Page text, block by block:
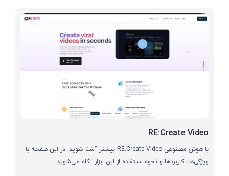
RE:Create Video
با هوش مصنوعی RE:Create Video بیشتر آشنا شوید. در این صفحه با
ویژگی‌ها، کاربردها و نحوه استفاده از این ابزار آگاه می‌شوید